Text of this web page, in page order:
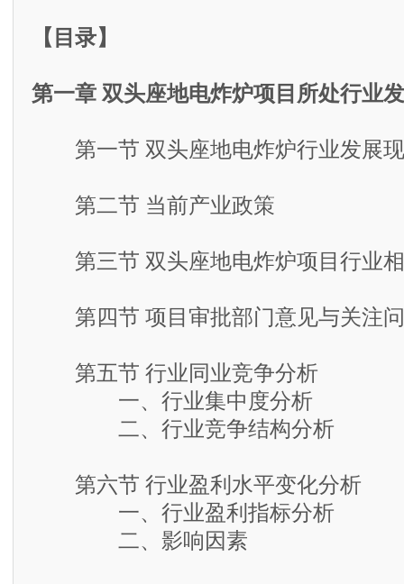
【目录】
第一章 双头座地电炸炉项目所处行业
第一节 双头座地电炸炉行业发展
第二节 当前产业政策
第三节 双头座地电炸炉项目行业相
第四节 项目审批部门意见与关注
第五节 行业同业竞争分析
一、行业集中度分析
二、行业竞争结构分析
第六节 行业盈利水平变化分析
一、行业盈利指标分析
二、影响因素